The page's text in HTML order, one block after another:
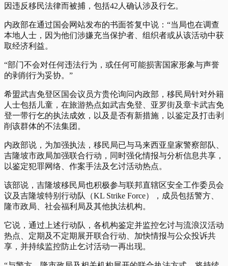
因违反移民法律而被捕，包括42人确认涉及行乞。
内政部在通过国会网站发布的书面答复中说：“当局也在调查
本地人士，因为他们涉嫌充当保护者、组织者或从该活动中获
取经济利益。
“部门不会对任何违法行为，或任何可能损害国家形象与声誉
的剥削行为妥协。”
希盟武吉免登区国会议员方贵伦询问内政部，移民局针对外籍
人士包括儿童，在旅游热点如武吉免登、亚罗街及章卡武吉免
登一带行乞的执法成效，以及是否有新措施，以鉴定及打击剥
削该群体的不法集团。
内政部说，为加强执法，移民局已与马来西亚皇家警察部队、
吉隆坡市政局加强联合行动，同时强化情报与分析信息共享，
以鉴定犯罪网络、作案手法及乞讨活动热点。
该部说，吉隆坡移民局也积极参与联邦直辖区安全工作委员会
议及吉隆坡特别行动队（KL Strike Force），成员包括警方、
隆市政局、社会福利局及其他执法机构。
它说，通过上述行动队，各机构鉴定并监控乞讨与流浪汉活动
热点、定期及不定期展开联合行动、加快情报与公众投诉共
享，并持续监控防止乞讨活动一再出现。